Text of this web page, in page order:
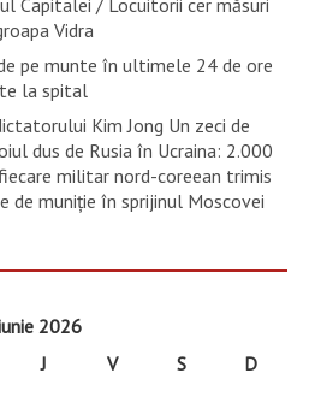
Capitalei / Locuitorii cer măsuri
Vidra
pe munte în ultimele 24 de ore
la spital
Kim Jong Un zeci de
dus de Rusia în Ucraina: 2.000
militar nord-coreean trimis
de muniție în sprijinul Moscovei
2026
J V S
D